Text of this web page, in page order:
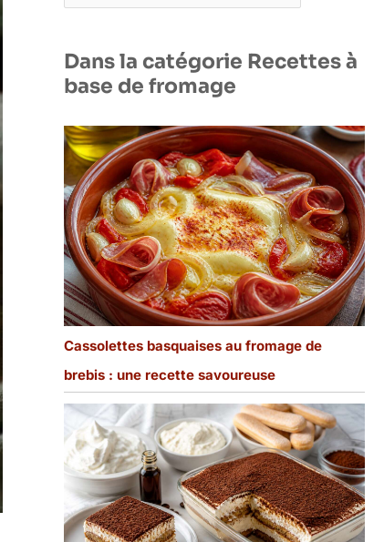
Dans la catégorie Recettes à
base de fromage
Cassolettes basquaises au fromage de
brebis : une recette savoureuse